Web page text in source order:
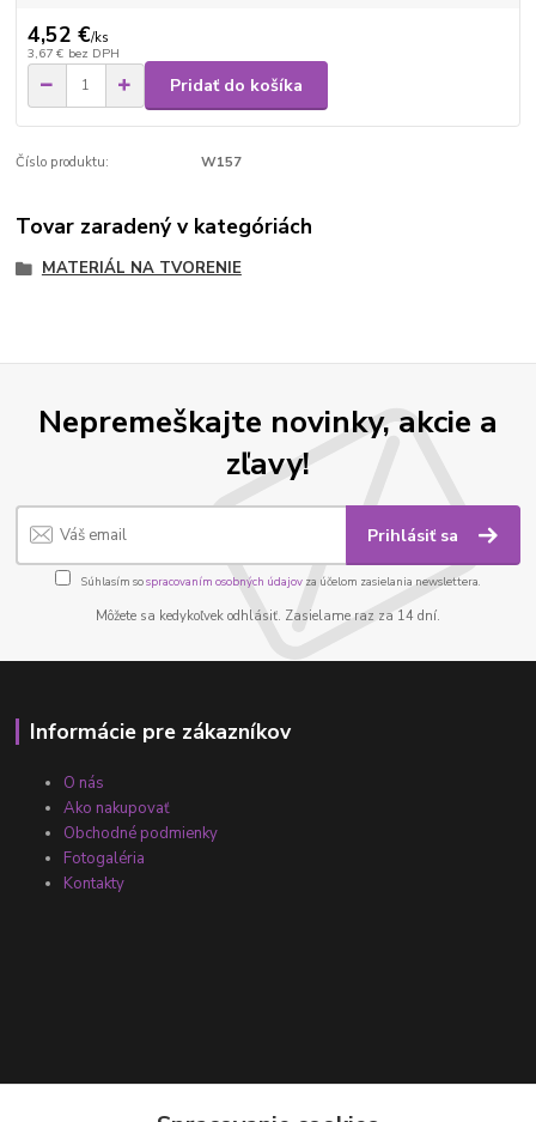
4,52 €/ks
3,67 € bez DPH
Pridať do košíka
Číslo produktu: W157
Tovar zaradený v kategóriách
MATERIÁL NA TVORENIE
Nepremeškajte novinky, akcie a
zľavy!
Prihlásiť sa
Súhlasím sospracovaním osobných údajov za účelom zasielania newslettera.
Môžete sa kedykoľvek odhlásiť. Zasielame raz za 14 dní.
Informácie pre zákazníkov
O nás
Ako nakupovať
Obchodné podmienky
Fotogaléria
Kontakty